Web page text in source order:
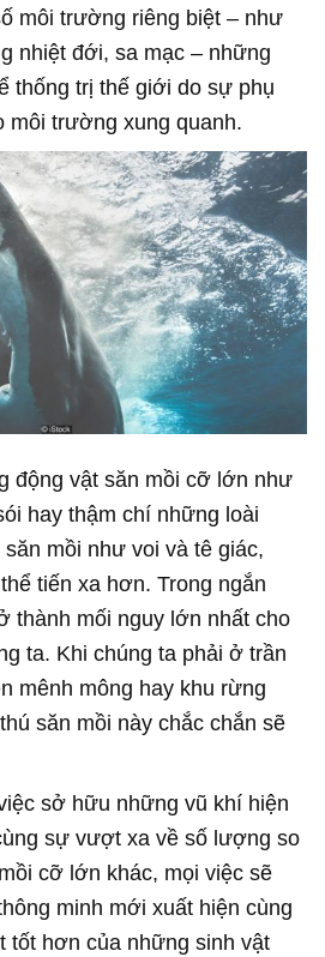
môi trường riêng biệt – như
nhiệt đới, sa mạc – những
thống trị thế giới do sự phụ
môi trường xung quanh.
động vật săn mồi cỡ lớn như
hay thậm chí những loài
mồi như voi và tê giác,
tiến xa hơn. Trong ngắn
thành mối nguy lớn nhất cho
ta. Khi chúng ta phải ở trần
mênh mông hay khu rừng
săn mồi này chắc chắn sẽ
sở hữu những vũ khí hiện
sự vượt xa về số lượng so
cỡ lớn khác, mọi việc sẽ
minh mới xuất hiện cùng
tốt hơn của những sinh vật